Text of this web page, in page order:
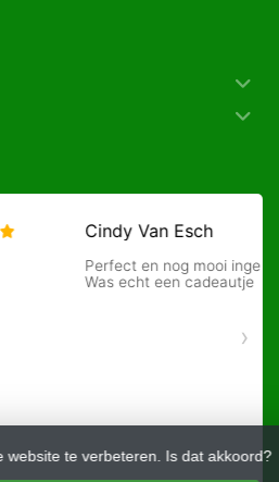
website te verbeteren. Is dat akkoord?